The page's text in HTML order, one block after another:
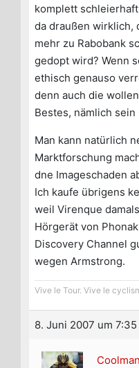
komplett
da draußen wirklich,
mehr zu Rabobank
gedopt wird? Wenn
ethisch genauso
denn auch die
Bestes, nämlich sein
Man kann natürlich
Marktforschung
dne Imageschaden
Ich kaufe übrigens
weil Virenque
Hörgerät von
Discovery Channel
wegen Armstrong.
Vive le Tour. Vive le
8. Juni 2007 um
Coolman